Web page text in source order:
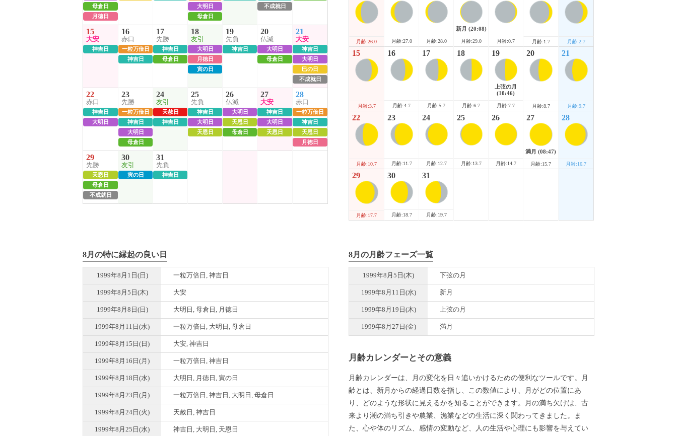
母倉日
月徳日
大明日
母倉日
不成就日
15
大安
神吉日
16
赤口
一粒万倍日
神吉日
17
先勝
神吉日
母倉日
18
友引
大明日
月徳日
寅の日
19
先負
神吉日
20
仏滅
大明日
母倉日
21
大安
神吉日
大明日
巳の日
不成就日
22
赤口
神吉日
大明日
23
先勝
一粒万倍日
神吉日
大明日
母倉日
24
友引
天赦日
神吉日
25
先負
神吉日
大明日
天恩日
26
仏滅
大明日
天恩日
母倉日
27
大安
神吉日
大明日
天恩日
28
赤口
一粒万倍日
神吉日
天恩日
月徳日
29
先勝
天恩日
母倉日
不成就日
30
友引
寅の日
31
先負
神吉日
月齢:26.0 月齢:27.0 月齢:28.0
新月 (20:08)
月齢:29.0 月齢:0.7 月齢:1.7 月齢:2.7
15
月齢:3.7
16
月齢:4.7
17
月齢:5.7
18
月齢:6.7
19
上弦の月
(10:46)
月齢:7.7
20
月齢:8.7
21
月齢:9.7
22
月齢:10.7
23
月齢:11.7
24
月齢:12.7
25
月齢:13.7
26
月齢:14.7
27
満月(08:47)
月齢:15.7
28
月齢:16.7
29
月齢:17.7
30
月齢:18.7
31
月齢:19.7
8月の特に縁起の良い日
1999年8月1日(日) 一粒万倍日, 神吉日
1999年8月5日(木) 大安
1999年8月8日(日) 大明日, 母倉日, 月徳日
1999年8月11日(水) 一粒万倍日, 大明日, 母倉日
1999年8月15日(日) 大安, 神吉日
1999年8月16日(月) 一粒万倍日, 神吉日
1999年8月18日(水) 大明日, 月徳日, 寅の日
1999年8月23日(月) 一粒万倍日, 神吉日, 大明日, 母倉日
1999年8月24日(火) 天赦日, 神吉日
1999年8月25日(水) 神吉日, 大明日, 天恩日
8月の月齢フェーズ一覧
1999年8月5日(木) 下弦の月
1999年8月11日(水) 新月
1999年8月19日(木) 上弦の月
1999年8月27日(金) 満月
月齢カレンダーとその意義
月齢カレンダーは、月の変化を日々追いかけるための便利なツールです。月
齢とは、新月からの経過日数を指し、この数値により、月がどの位置にあ
り、どのような形状に見えるかを知ることができます。月の満ち欠けは、古
来より潮の満ち引きや農業、漁業などの生活に深く関わってきました。ま
た、心や体のリズム、感情の変動など、人の生活や心理にも影響を与えてい